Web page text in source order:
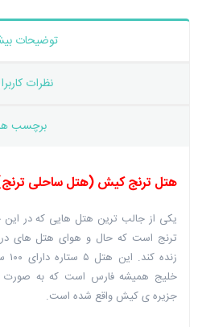
توضیحات
نظرات
برچسب
هتل ترنج کیش (هتل ساحلی
یکی از جالب ترین هتل هایی که در
ترنج است که حال و هوای هتل های
خلیج همیشه فارس است که به صورت
جزیره ی کیش واقع شده است.